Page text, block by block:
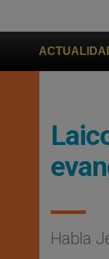
colonos judíos
Habla